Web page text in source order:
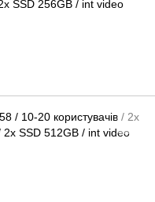
SSD 256GB / int video